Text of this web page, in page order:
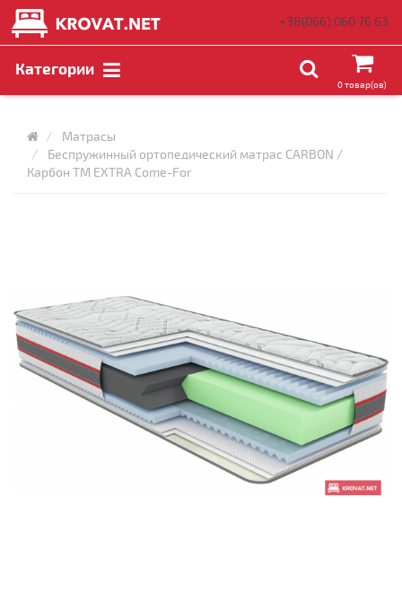
+38(066) 060 76 63
Категории
0 товар(ов)
Матрасы
Беспружинный ортопедический матрас CARBON /
Карбон ТМ EXTRA Come-For